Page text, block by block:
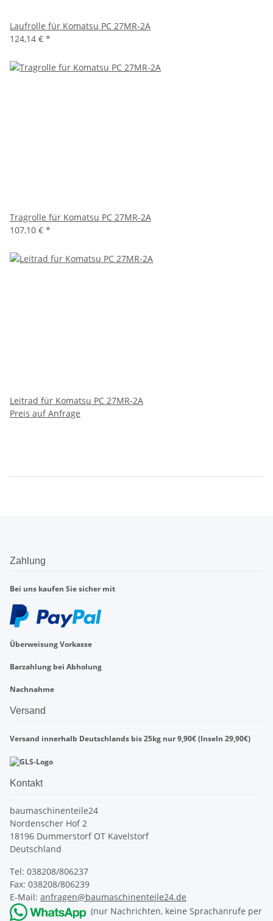
Laufrolle für Komatsu PC 27MR-2A
124,14 € *
Tragrolle für Komatsu PC 27MR-2A
107,10 € *
Leitrad für Komatsu PC 27MR-2A
Preis auf Anfrage
Zahlung
Bei uns kaufen Sie sicher mit
Überweisung Vorkasse
Barzahlung bei Abholung
Nachnahme
Versand
Versand innerhalb Deutschlands bis 25kg nur 9,90€ (Inseln 29,90€)
Kontakt
baumaschinenteile24
Nordenscher Hof 2
18196 Dummerstorf OT Kavelstorf
Deutschland
Tel: 038208/806237
Fax: 038208/806239
E-Mail: anfragen@baumaschinenteile24.de
(nur Nachrichten, keine Sprachanrufe per